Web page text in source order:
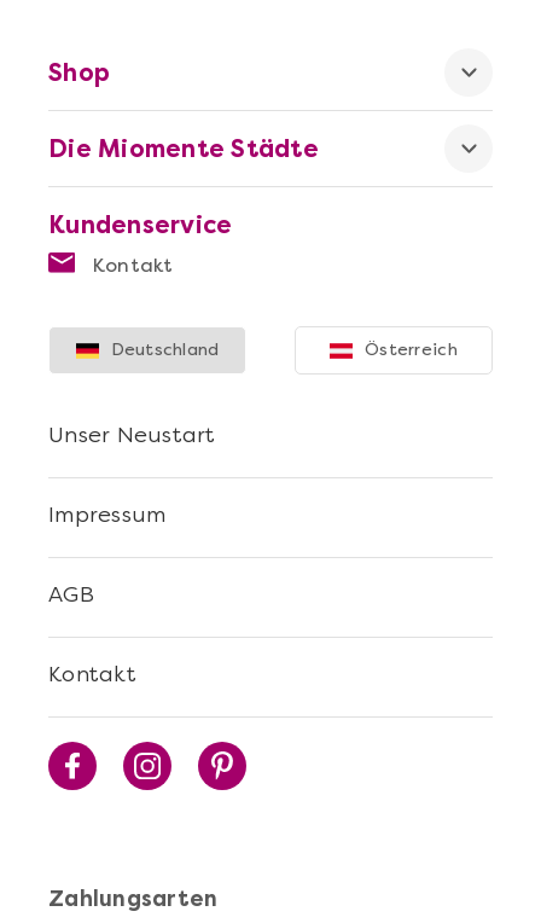
Kundenservice
Kontakt
Die Miomente Städte
Shop
Zahlungsarten
Kontakt
AGB
Impressum
Unser Neustart
Deutschland Österreich